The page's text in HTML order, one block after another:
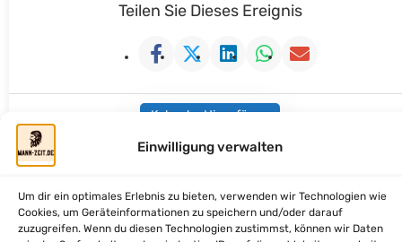
Einwilligung verwalten
Um dir ein optimales Erlebnis zu bieten, verwenden wir Technologien wie
Cookies, um Geräteinformationen zu speichern und/oder darauf
zuzugreifen. Wenn du diesen Technologien zustimmst, können wir Daten
Teilen Sie Dieses Ereignis
Kalender Hinzufügen
mann-zeit.de - Zeit fuer Dich, Mann